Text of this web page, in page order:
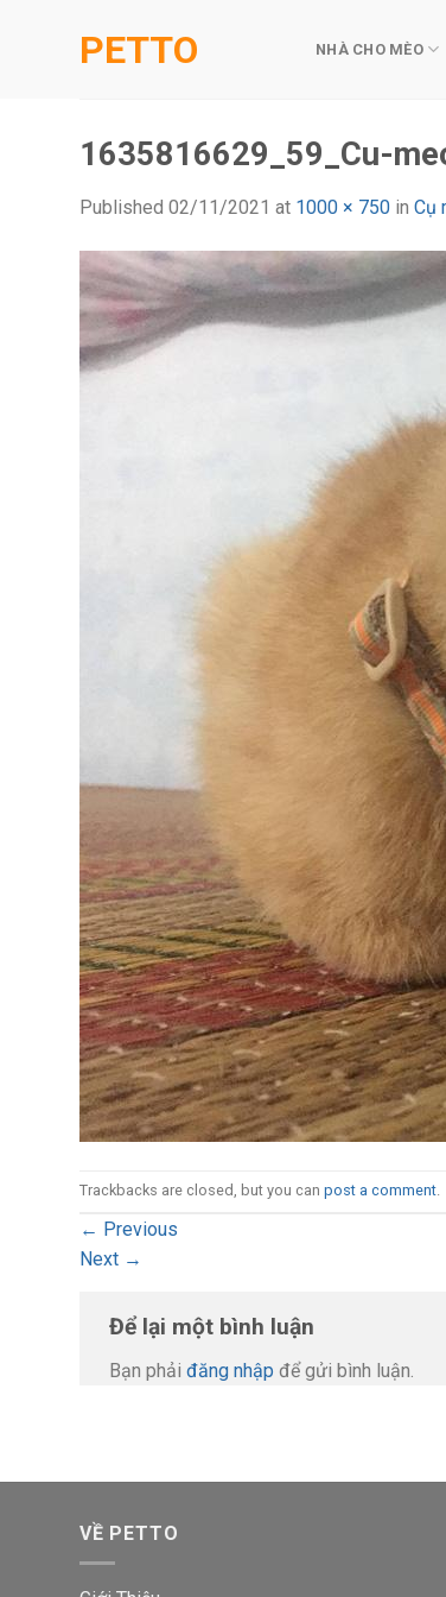
PETTO NHÀ CHO MÈO
1635816629_59_Cu-
Published 02/11/2021 at 1000 × 750 in Cụ
Trackbacks are closed, but you can post a comment
← Previous
Next →
Để lại một bình luận
Bạn phải đăng nhập để gửi bình luận.
VỀ PETTO